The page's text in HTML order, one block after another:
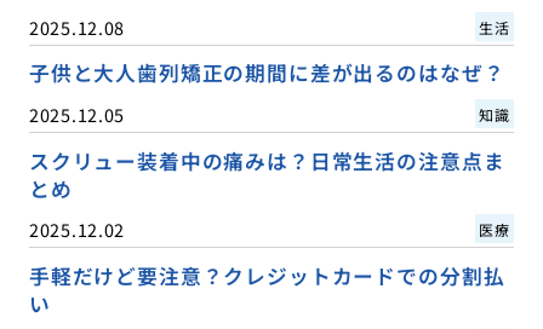
2025.12.08 生活
子供と大人歯列矯正の期間に差が出るのはなぜ？
2025.12.05 知識
スクリュー装着中の痛みは？日常生活の注意点ま
とめ
2025.12.02 医療
手軽だけど要注意？クレジットカードでの分割払
い